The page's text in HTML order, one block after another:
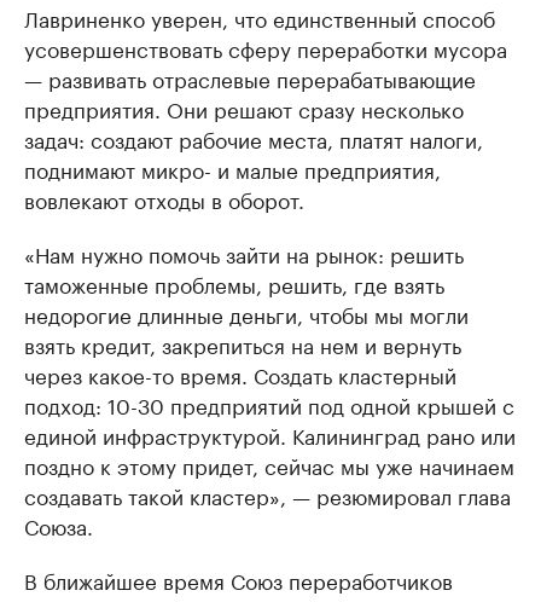
Лавриненко уверен, что единственный способ
усовершенствовать сферу переработки мусора
— развивать отраслевые перерабатывающие
предприятия. Они решают сразу несколько
задач: создают рабочие места, платят налоги,
поднимают микро- и малые предприятия,
вовлекают отходы в оборот.
«Нам нужно помочь зайти на рынок: решить
таможенные проблемы, решить, где взять
недорогие длинные деньги, чтобы мы могли
взять кредит, закрепиться на нем и вернуть
через какое-то время. Создать кластерный
подход: 10-30 предприятий под одной крышей с
единой инфраструктурой. Калининград рано или
поздно к этому придет, сейчас мы уже начинаем
создавать такой кластер», — резюмировал глава
Союза.
В ближайшее время Союз переработчиков